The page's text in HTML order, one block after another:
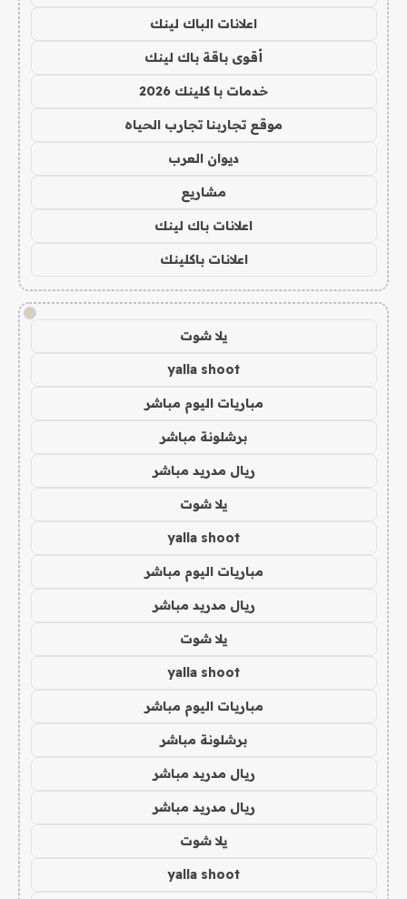
اعلانات الباك لينك
أقوى باقة باك لينك
خدمات با كلينك 2026
موقع تجاربنا تجارب الحياه
ديوان العرب
مشاريع
اعلانات باك لينك
اعلانات باكلينك
!
يلا شوت
yalla shoot
مباريات اليوم مباشر
برشلونة مباشر
ريال مدريد مباشر
يلا شوت
yalla shoot
مباريات اليوم مباشر
ريال مدريد مباشر
يلا شوت
yalla shoot
مباريات اليوم مباشر
برشلونة مباشر
ريال مدريد مباشر
ريال مدريد مباشر
يلا شوت
yalla shoot